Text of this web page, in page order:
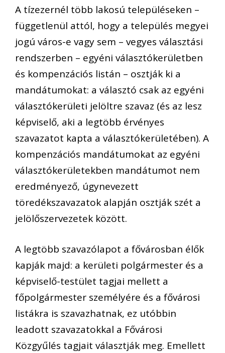
A tízezernél több lakosú településeken –
függetlenül attól, hogy a település megyei
jogú város-e vagy sem – vegyes választási
rendszerben – egyéni választókerületben
és kompenzációs listán – osztják ki a
mandátumokat: a választó csak az egyéni
választókerületi jelöltre szavaz (és az lesz
képviselő, aki a legtöbb érvényes
szavazatot kapta a választókerületében). A
kompenzációs mandátumokat az egyéni
választókerületekben mandátumot nem
eredményező, úgynevezett
töredékszavazatok alapján osztják szét a
jelölőszervezetek között.
A legtöbb szavazólapot a fővárosban élők
kapják majd: a kerületi polgármester és a
képviselő-testület tagjai mellett a
főpolgármester személyére és a fővárosi
listákra is szavazhatnak, ez utóbbin
leadott szavazatokkal a Fővárosi
Közgyűlés tagjait választják meg. Emellett